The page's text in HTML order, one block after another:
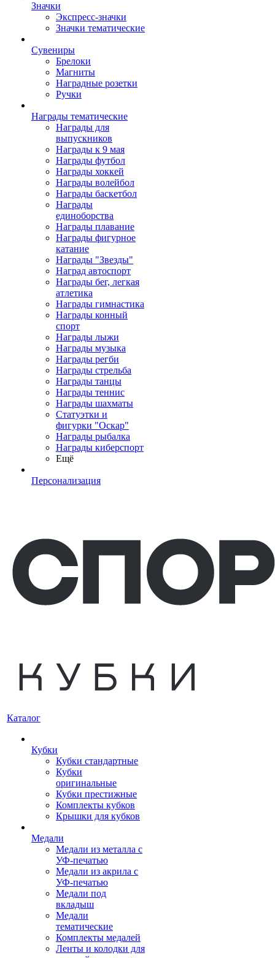
Значки
Экспресс-значки
Значки тематические
Сувениры
Брелоки
Магниты
Наградные розетки
Ручки
Награды тематические
Награды для
выпускников
Награды к 9 мая
Награды футбол
Награды хоккей
Награды волейбол
Награды баскетбол
Награды
единоборства
Награды плавание
Награды фигурное
катание
Награды "Звезды"
Наград автоспорт
Награды бег, легкая
атлетика
Награды гимнастика
Награды конный
спорт
Награды лыжи
Награды музыка
Награды регби
Награды стрельба
Награды танцы
Награды теннис
Награды шахматы
Статуэтки и
фигурки "Оскар"
Награды рыбалка
Награды киберспорт
Ещё
Персонализация
Каталог
Кубки
Кубки стандартные
Кубки
оригинальные
Кубки престижные
Комплекты кубков
Крышки для кубков
Медали
Медали из металла с
УФ-печатью
Медали из акрила с
УФ-печатью
Медали под
вкладыш
Медали
тематические
Комплекты медалей
Ленты и колодки для